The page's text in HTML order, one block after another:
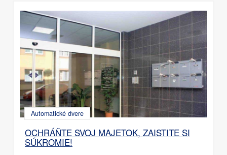
Automatické dvere
OCHRÁŇTE SVOJ MAJETOK, ZAISTITE SI
SÚKROMIE!